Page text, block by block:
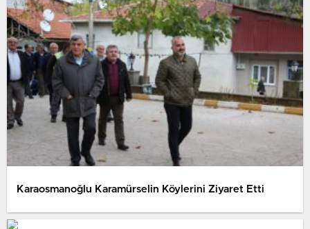
Karaosmanoğlu Karamürselin Köylerini Ziyaret Etti